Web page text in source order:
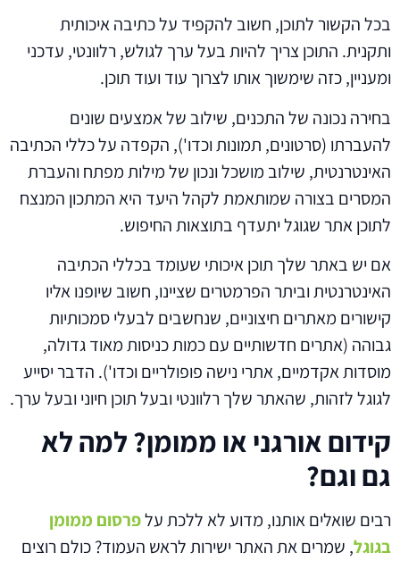
בכל הקשור לתוכן, חשוב להקפיד על כתיבה איכותית
ותקנית. התוכן צריך להיות בעל ערך לגולש, רלוונטי, עדכני
ומעניין, כזה שימשוך אותו לצרוך עוד ועוד תוכן.
בחירה נכונה של התכנים, שילוב של אמצעים שונים
להעברתו (סרטונים, תמונות וכדו'), הקפדה על כללי הכתיבה
האינטרנטית, שילוב מושכל ונכון של מילות מפתח והעברת
המסרים בצורה שמותאמת לקהל היעד היא המתכון המנצח
לתוכן אתר שגוגל יתעדף בתוצאות החיפוש.
אם יש באתר שלך תוכן איכותי שעומד בכללי הכתיבה
האינטרנטית וביתר הפרמטרים שציינו, חשוב שיופנו אליו
קישורים מאתרים חיצוניים, שנחשבים לבעלי סמכותיות
גבוהה (אתרים חדשותיים עם כמות כניסות מאוד גדולה,
מוסדות אקדמיים, אתרי נישה פופולריים וכדו'). הדבר יסייע
לגוגל לזהות, שהאתר שלך רלוונטי ובעל תוכן חיוני ובעל ערך.
קידום אורגני או ממומן? למה לא
גם וגם?
רבים שואלים אותנו, מדוע לא ללכת עלפרסום ממומן
בגוגל, שמרים את האתר ישירות לראש העמוד? כולם רוצים